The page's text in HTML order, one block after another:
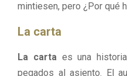
mintiesen, pero ¿Por qué
La carta
La cartaes una
pegados al asiento. El